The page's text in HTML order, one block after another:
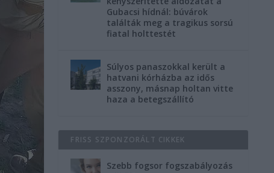
Gubacsi hídnál: búvárok
találták meg a tragikus sorsú
fiatal holttestét
Súlyos panaszokkal került a
hatvani kórházba az idős
asszony, másnap holtan vitte
haza a betegszállító
FRISS SZPONZORÁLT CIKKEK
Szebb fogsor fogszabályozás